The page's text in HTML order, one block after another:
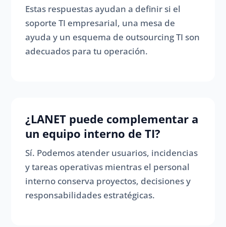
Estas respuestas ayudan a definir si el
soporte TI empresarial, una mesa de
ayuda y un esquema de outsourcing TI son
adecuados para tu operación.
¿LANET puede complementar a
un equipo interno de TI?
Sí. Podemos atender usuarios, incidencias
y tareas operativas mientras el personal
interno conserva proyectos, decisiones y
responsabilidades estratégicas.